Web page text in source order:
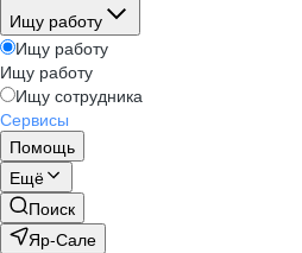
Ищу работу
Ищу работу
Ищу работу
Ищу сотрудника
Сервисы
Помощь
Ещё
Поиск
Яр-Сале